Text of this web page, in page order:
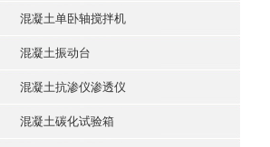
混凝土单卧轴搅拌机
混凝土振动台
混凝土抗渗仪渗透仪
混凝土碳化试验箱